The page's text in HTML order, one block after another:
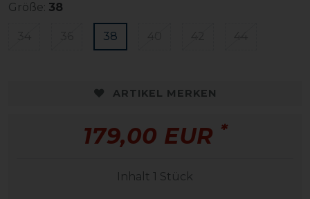
Größe: 38
38
ARTIKEL MERKEN
179,00 EUR *
Inhalt 1 Stück